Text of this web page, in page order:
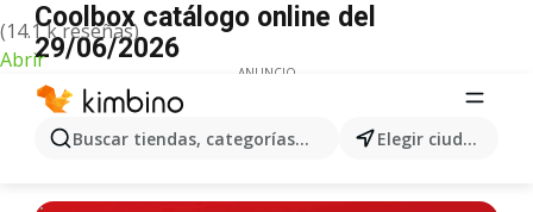
(14.1 k reseñas)
Abrir
Buscar tiendas, categorías, productos... Elegir ciudad
Coolbox catálogo online del
29/06/2026
ANUNCIO